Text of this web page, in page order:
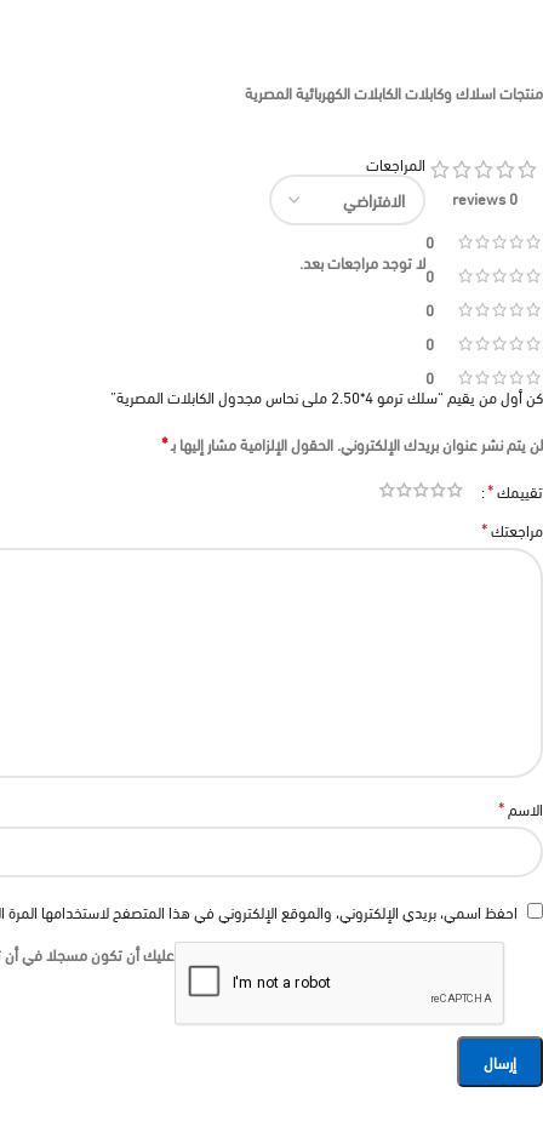
منتجات اسلاك وكابلات الكابلات الكهربائية المصرية
0 reviews
0
0
0
0
0
المراجعات
لا توجد مراجعات بعد.
كن أول من يقيم “سلك ترمو 4*2.50 ملى نحاس مجدول الكابلات المصرية”
لن يتم نشر عنوان بريدك الإلكتروني.الحقول الإلزامية مشار إليها بـ*
تقييمك*
مراجعتك*
الاسم*
احفظ اسمي، بريدي الإلكتروني، والموقع الإلكتروني في هذا المتصفح لاستخدامها
عليك أن تكون مسجلا في أن